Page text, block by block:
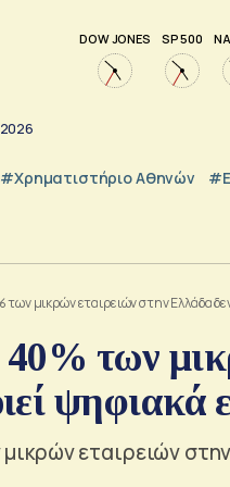
DOW JONES SP 500
2026
#Χρηματιστήριο Αθηνών
μικρών εταιρειών στην Ελλάδα
των
ψηφιακά
εταιρειών